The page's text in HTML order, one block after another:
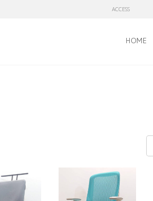
ACCESS
HOME